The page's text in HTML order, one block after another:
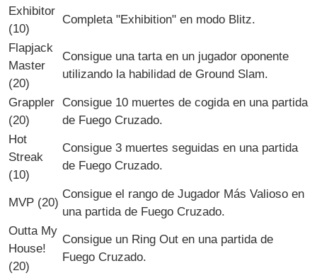
Exhibitor
(10)
Completa "Exhibition" en modo Blitz.
Flapjack
Master
(20)
Consigue una tarta en un jugador oponente
utilizando la habilidad de Ground Slam.
Grappler
(20)
Consigue 10 muertes de cogida en una partida
de Fuego Cruzado.
Hot
Streak
(10)
Consigue 3 muertes seguidas en una partida
de Fuego Cruzado.
MVP (20)
Consigue el rango de Jugador Más Valioso en
una partida de Fuego Cruzado.
Outta My
House!
(20)
Consigue un Ring Out en una partida de
Fuego Cruzado.